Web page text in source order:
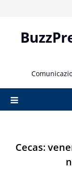
content
Cecas: